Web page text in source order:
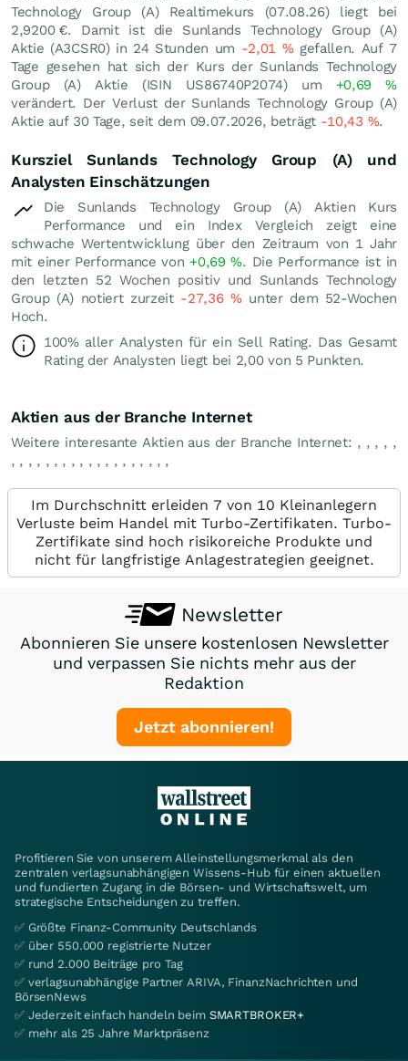
Technology Group (A) Realtimekurs (07.08.26) liegt bei
2,9200 €. Damit ist die Sunlands Technology Group (A)
Aktie (A3CSR0) in 24 Stunden um -2,01 %gefallen. Auf 7
Tage gesehen hat sich der Kurs der Sunlands Technology
Group (A) Aktie (ISIN US86740P2074) um +0,69%
verändert. Der Verlust der Sunlands Technology Group (A)
Aktie auf 30 Tage, seit dem 09.07.2026, beträgt -10,43 %.
Kursziel Sunlands Technology Group (A) und
Analysten Einschätzungen
Die Sunlands Technology Group (A) Aktien Kurs
Performance und ein Index Vergleich zeigt eine
schwache Wertentwicklung über den Zeitraum von 1 Jahr
mit einer Performance von +0,69%. Die Performance ist in
den letzten 52 Wochen positiv und Sunlands Technology
Group (A) notiert zurzeit -27,36 %unter dem 52-Wochen
Hoch.
100% aller Analysten für ein Sell Rating. Das Gesamt
Rating der Analysten liegt bei 2,00 von 5 Punkten.
Aktien aus der Branche Internet
Weitere interesante Aktien aus der Branche Internet: , , , , ,
, , , , , , , , , , , , , , , , , , ,
Im Durchschnitt erleiden 7 von 10 Kleinanlegern
Verluste beim Handel mit Turbo-Zertifikaten. Turbo-
Zertifikate sind hoch risikoreiche Produkte und
nicht für langfristige Anlagestrategien geeignet.
Newsletter
Abonnieren Sie unsere kostenlosen Newsletter
und verpassen Sie nichts mehr aus der
Redaktion
Jetzt abonnieren!
Profitieren Sie von unserem Alleinstellungsmerkmal als den
zentralen verlagsunabhängigen Wissens-Hub für einen aktuellen
und fundierten Zugang in die Börsen- und Wirtschaftswelt, um
strategische Entscheidungen zu treffen.
✅ Größte Finanz-Community Deutschlands
✅ über 550.000 registrierte Nutzer
✅ rund 2.000 Beiträge pro Tag
✅ verlagsunabhängige Partner ARIVA, FinanzNachrichten und
BörsenNews
✅ Jederzeit einfach handeln beim SMARTBROKER+
✅ mehr als 25 Jahre Marktpräsenz